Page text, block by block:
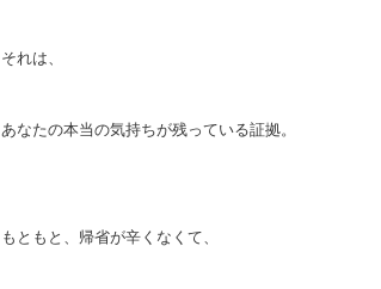
それは、
あなたの本当の気持ちが残っている証拠。
もともと、帰省が辛くなくて、